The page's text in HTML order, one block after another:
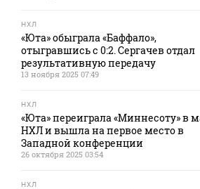
НХЛ
«Юта» обыграла «Баффало»,
отыгравшись с 0:2. Сергачев отдал
результативную передачу
13 ноября 2025 07:49
НХЛ
«Юта» переиграла «Миннесоту» в
НХЛ и вышла на первое место в
Западной конференции
26 октября 2025 03:54
НХЛ